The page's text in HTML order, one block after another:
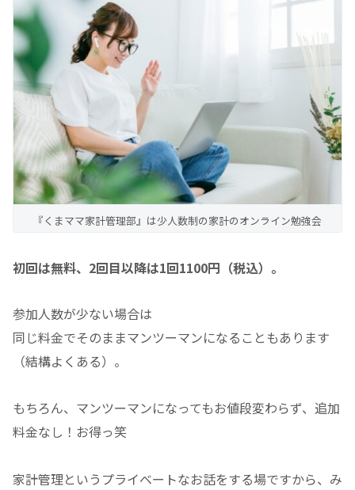
『くまママ家計管理部』は少人数制の家計のオンライン勉強会
初回は無料、2回目以降は1回1100円（税込）。
参加人数が少ない場合は
同じ料金でそのままマンツーマンになることもあります
（結構よくある）。
もちろん、マンツーマンになってもお値段変わらず、追加
料金なし！お得っ笑
家計管理というプライベートなお話をする場ですから、み